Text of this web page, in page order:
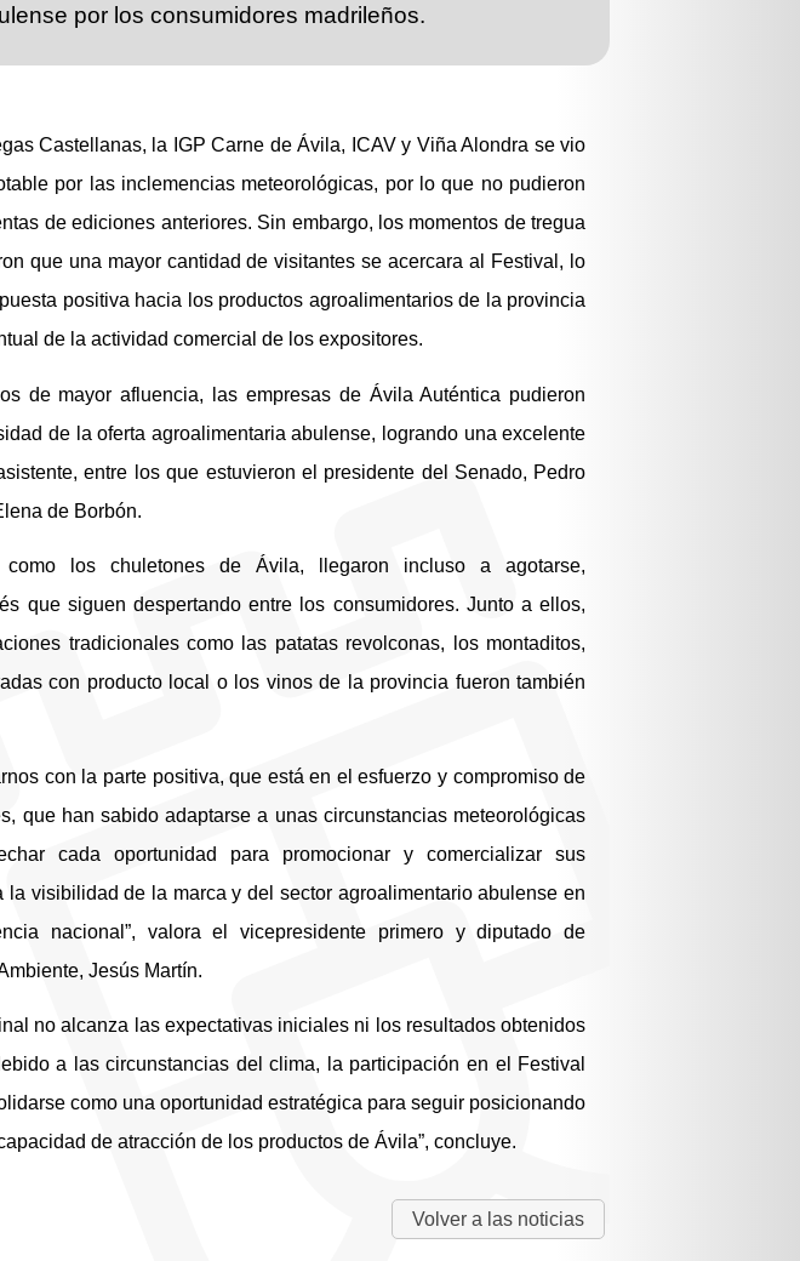
por los consumidores madrileños.
Castellanas, la IGP Carne de Ávila, ICAV y Viña Alondra se vio
por las inclemencias meteorológicas, por lo que no pudieron
de ediciones anteriores. Sin embargo, los momentos de tregua
que una mayor cantidad de visitantes se acercara al Festival, lo
positiva hacia los productos agroalimentarios de la provincia
de la actividad comercial de los expositores.
de mayor afluencia, las empresas de Ávila Auténtica pudieron
de la oferta agroalimentaria abulense, logrando una excelente
entre los que estuvieron el presidente del Senado, Pedro
de Borbón.
como los chuletones de Ávila, llegaron incluso a agotarse,
que siguen despertando entre los consumidores. Junto a ellos,
tradicionales como las patatas revolconas, los montaditos,
con producto local o los vinos de la provincia fueron también
con la parte positiva, que está en el esfuerzo y compromiso de
que han sabido adaptarse a unas circunstancias meteorológicas
cada oportunidad para promocionar y comercializar sus
la visibilidad de la marca y del sector agroalimentario abulense en
nacional”, valora el vicepresidente primero y diputado de
Jesús Martín.
no alcanza las expectativas iniciales ni los resultados obtenidos
a las circunstancias del clima, la participación en el Festival
como una oportunidad estratégica para seguir posicionando
de atracción de los productos de Ávila”, concluye.
Volver a las noticias